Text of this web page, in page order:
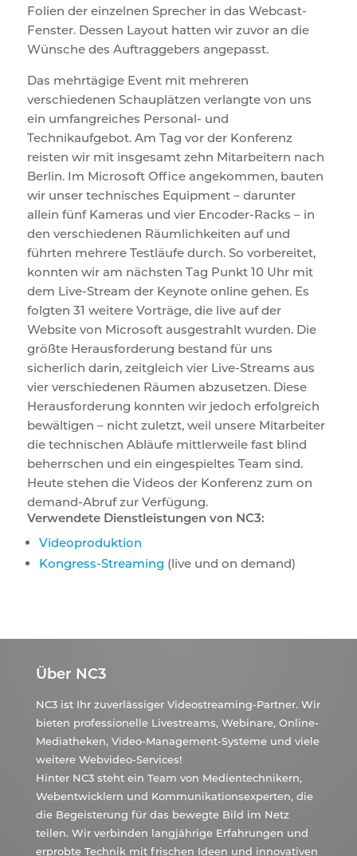
Folien der einzelnen Sprecher in das Webcast-
Fenster. Dessen Layout hatten wir zuvor an die
Wünsche des Auftraggebers angepasst.
Das mehrtägige Event mit mehreren
verschiedenen Schauplätzen verlangte von uns
ein umfangreiches Personal- und
Technikaufgebot. Am Tag vor der Konferenz
reisten wir mit insgesamt zehn Mitarbeitern nach
Berlin. Im Microsoft Office angekommen, bauten
wir unser technisches Equipment – darunter
allein fünf Kameras und vier Encoder-Racks – in
den verschiedenen Räumlichkeiten auf und
führten mehrere Testläufe durch. So vorbereitet,
konnten wir am nächsten Tag Punkt 10 Uhr mit
dem Live-Stream der Keynote online gehen. Es
folgten 31 weitere Vorträge, die live auf der
Website von Microsoft ausgestrahlt wurden. Die
größte Herausforderung bestand für uns
sicherlich darin, zeitgleich vier Live-Streams aus
vier verschiedenen Räumen abzusetzen. Diese
Herausforderung konnten wir jedoch erfolgreich
bewältigen – nicht zuletzt, weil unsere Mitarbeiter
die technischen Abläufe mittlerweile fast blind
beherrschen und ein eingespieltes Team sind.
Heute stehen die Videos der Konferenz zum on
demand-Abruf zur Verfügung.
Verwendete Dienstleistungen von NC3:
Videoproduktion
Kongress-Streaming (live und on demand)
Über NC3
NC3 ist Ihr zuverlässiger Videostreaming-Partner. Wir
bieten professionelle Livestreams, Webinare, Online-
Mediatheken, Video-Management-Systeme und viele
weitere Webvideo-Services!
Hinter NC3 steht ein Team von Medientechnikern,
Webentwicklern und Kommunikationsexperten, die
die Begeisterung für das bewegte Bild im Netz
teilen. Wir verbinden langjährige Erfahrungen und
erprobte Technik mit frischen Ideen und innovativen